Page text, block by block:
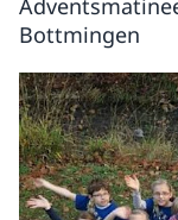
Bottmingen